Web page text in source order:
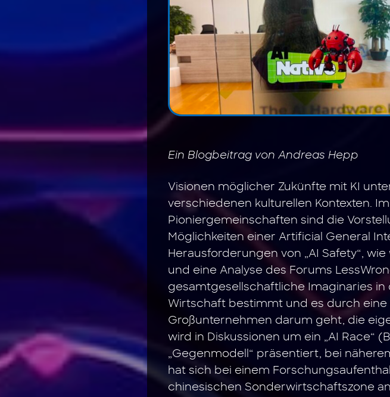
Ein Blogbeitrag von Andreas Hepp
Visionen möglicher Zukünfte mit KI
verschiedenen kulturellen Kontexten.
Pioniergemeinschaften sind die
Möglichkeiten einer Artificial General
Herausforderungen von „AI Safety“,
und eine Analyse des Forums
gesamtgesellschaftliche Imaginaries in
Wirtschaft bestimmt und es durch
Großunternehmen darum geht, die
wird in Diskussionen um ein „AI Race“
„Gegenmodell“ präsentiert, bei
hat sich bei einem
chinesischen Sonderwirtschaftszone